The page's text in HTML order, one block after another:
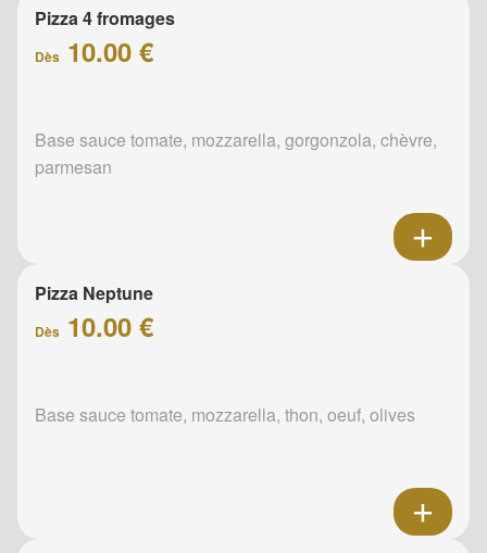
Pizza 4 fromages
Dès 10.00 €
Base sauce tomate, mozzarella, gorgonzola, chèvre,
parmesan
Pizza Neptune
Dès 10.00 €
Base sauce tomate, mozzarella, thon, oeuf, olives